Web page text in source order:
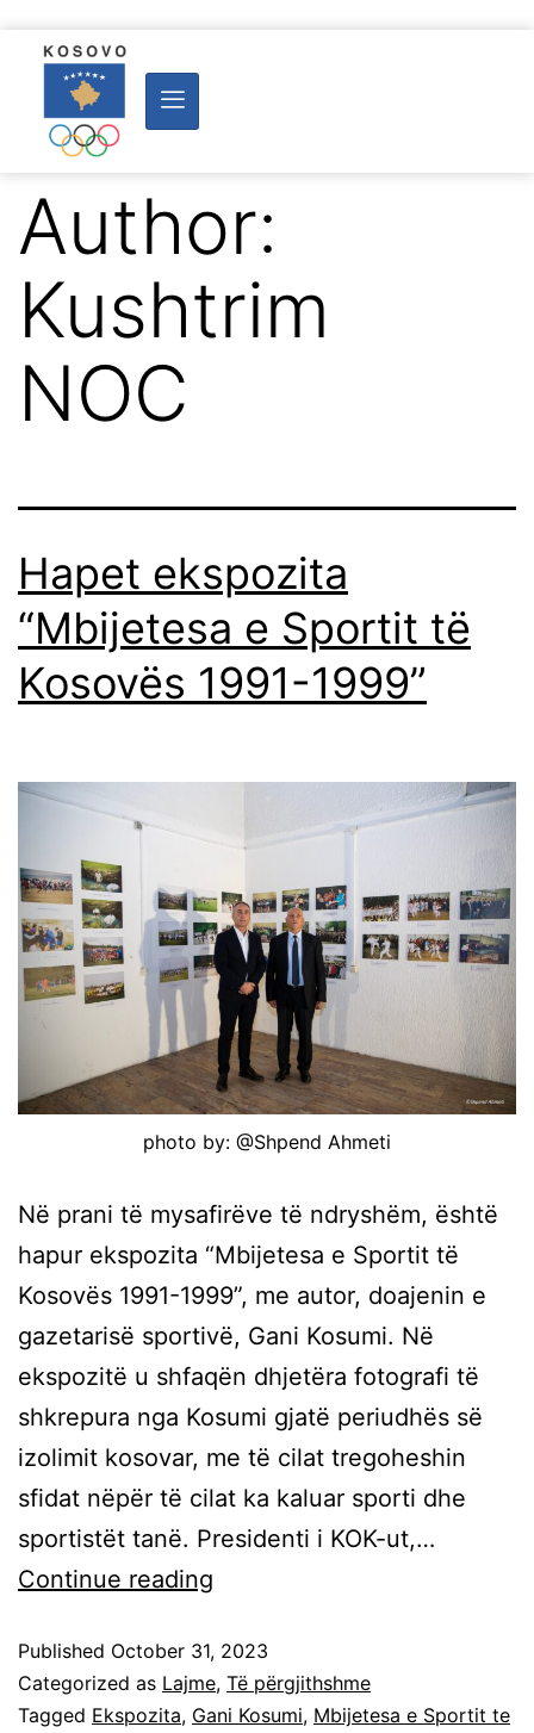
Author:
Kushtrim
NOC
Hapet ekspozita
“Mbijetesa e Sportit të
Kosovës 1991-1999”
photo by: @Shpend Ahmeti
Në prani të mysafirëve të ndryshëm, është
hapur ekspozita “Mbijetesa e Sportit të
Kosovës 1991-1999”, me autor, doajenin e
gazetarisë sportivë, Gani Kosumi. Në
ekspozitë u shfaqën dhjetëra fotografi të
shkrepura nga Kosumi gjatë periudhës së
izolimit kosovar, me të cilat tregoheshin
sfidat nëpër të cilat ka kaluar sporti dhe
sportistët tanë. Presidenti i KOK-ut,…
Continue reading
Published October 31, 2023
Categorized as Lajme, Të përgjithshme
Tagged Ekspozita, Gani Kosumi, Mbijetesa e Sportit te